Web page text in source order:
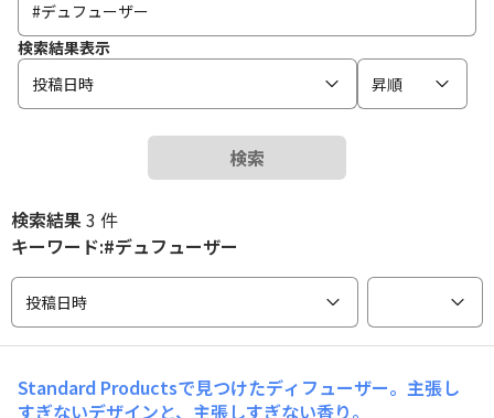
検索結果表示
投稿日時
昇順
検索
検索結果3 件
キーワード:#デュフューザー
投稿日時
Standard Productsで見つけたディフューザー。主張し
すぎないデザインと、主張しすぎない香り。